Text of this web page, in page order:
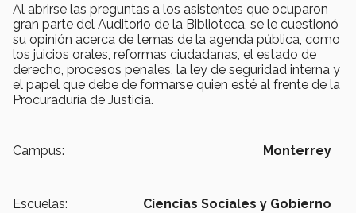
Al abrirse las preguntas a los asistentes que ocuparon
gran parte del Auditorio de la Biblioteca, se le cuestionó
su opinión acerca de temas de la agenda pública, como
los juicios orales, reformas ciudadanas, el estado de
derecho, procesos penales, la ley de seguridad interna y
el papel que debe de formarse quien esté al frente de la
Procuraduría de Justicia.
Campus: Monterrey
Escuelas: Ciencias Sociales y Gobierno